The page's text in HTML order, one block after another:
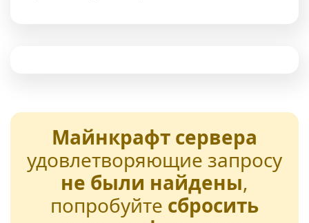
Майнкрафт сервера
удовлетворяющие запросу
не были найдены,
попробуйте сбросить